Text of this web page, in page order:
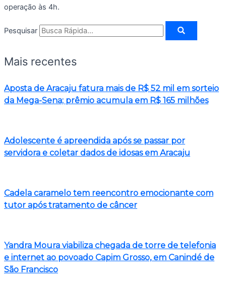
operação às 4h.
Pesquisar
Mais recentes
Aposta de Aracaju fatura mais de R$ 52 mil em sorteio
da Mega-Sena; prêmio acumula em R$ 165 milhões
Adolescente é apreendida após se passar por
servidora e coletar dados de idosas em Aracaju
Cadela caramelo tem reencontro emocionante com
tutor após tratamento de câncer
Yandra Moura viabiliza chegada de torre de telefonia
e internet ao povoado Capim Grosso, em Canindé de
São Francisco